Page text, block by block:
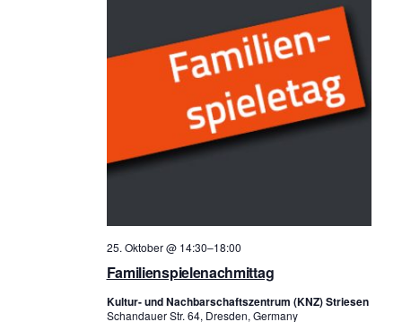
Familienspielenachmittag
25. Oktober @ 14:30–18:00
Kultur- und Nachbarschaftszentrum (KNZ) Striesen
Schandauer Str. 64, Dresden, Germany